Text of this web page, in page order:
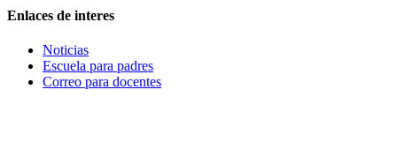
Enlaces de interes
Noticias
Escuela para padres
Correo para docentes